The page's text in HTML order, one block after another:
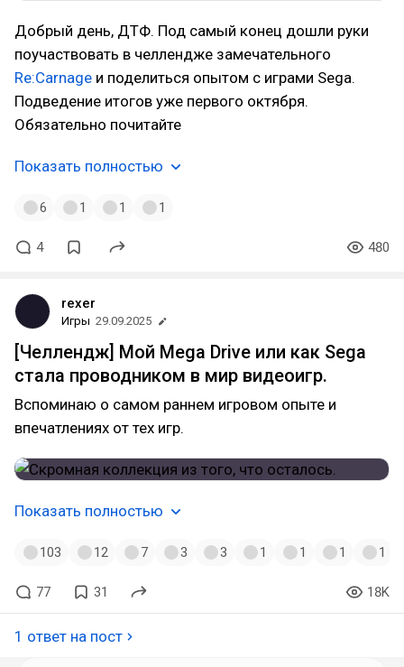
Добрый день, ДТФ. Под самый конец дошли руки
поучаствовать в челлендже замечательного
Re:Carnage и поделиться опытом с играми Sega.
Подведение итогов уже первого октября.
Обязательно почитайте
Показать полностью
6 1 1 1
4 480
rexer
Игры 29.09.2025
[Челлендж] Мой Mega Drive или как Sega
стала проводником в мир видеоигр.
Вспоминаю о самом раннем игровом опыте и
впечатлениях от тех игр.
Показать полностью
103 12 7 3 3 1 1 1 1
77 31 18K
1 ответ на пост